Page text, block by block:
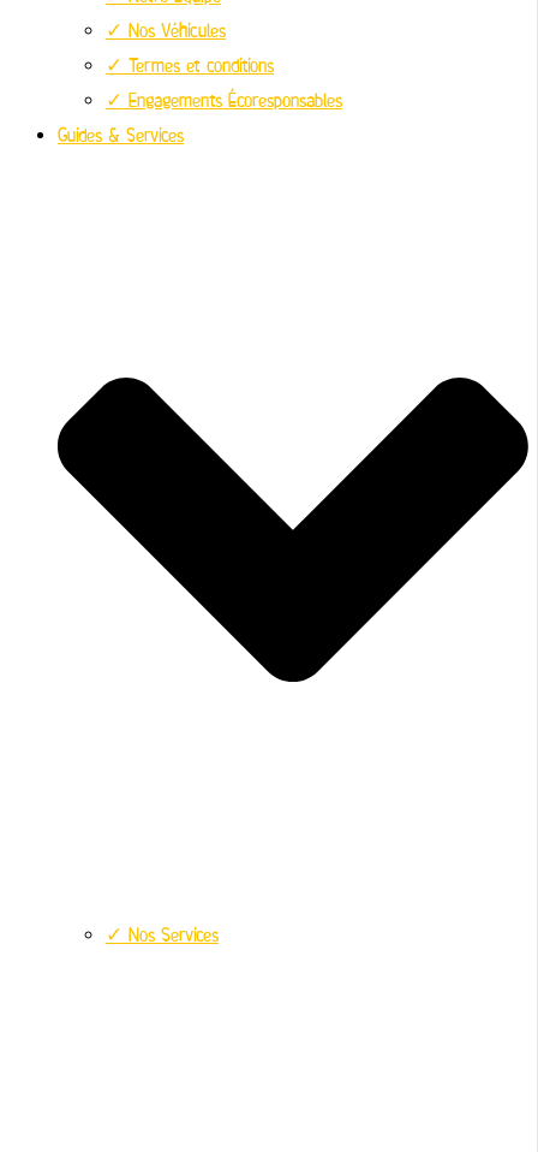
✓ Nos Véhicules
✓ Termes et conditions
✓ Engagements Écoresponsables
Guides & Services
✓ Nos Services